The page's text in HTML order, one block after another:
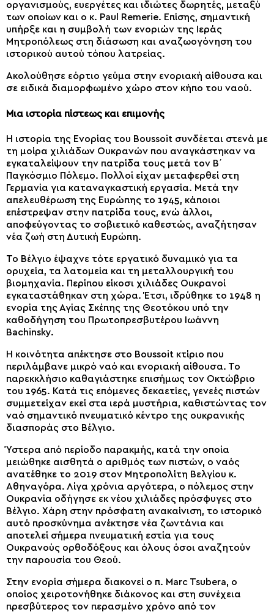
οργανισμούς, ευεργέτες και ιδιώτες δωρητές, μεταξύ
των οποίων και ο κ. Paul Remerie. Επίσης, σημαντική
υπήρξε και η συμβολή των ενοριών της Ιεράς
Μητροπόλεως στη διάσωση και αναζωογόνηση του
ιστορικού αυτού τόπου λατρείας.
Ακολούθησε εόρτιο γεύμα στην ενοριακή αίθουσα και
σε ειδικά διαμορφωμένο χώρο στον κήπο του ναού.
Μια ιστορία πίστεως και επιμονής
Η ιστορία της Eνορίας του Boussoit συνδέεται στενά με
τη μοίρα χιλιάδων Ουκρανών που αναγκάστηκαν να
εγκαταλείψουν την πατρίδα τους μετά τον Β΄
Παγκόσμιο Πόλεμο. Πολλοί είχαν μεταφερθεί στη
Γερμανία για καταναγκαστική εργασία. Μετά την
απελευθέρωση της Ευρώπης το 1945, κάποιοι
επέστρεψαν στην πατρίδα τους, ενώ άλλοι,
αποφεύγοντας το σοβιετικό καθεστώς, αναζήτησαν
νέα ζωή στη Δυτική Ευρώπη.
Το Βέλγιο έψαχνε τότε εργατικό δυναμικό για τα
ορυχεία, τα λατομεία και τη μεταλλουργική του
βιομηχανία. Περίπου είκοσι χιλιάδες Ουκρανοί
εγκαταστάθηκαν στη χώρα. Έτσι, ιδρύθηκε το 1948 η
ενορία της Αγίας Σκέπης της Θεοτόκου υπό την
καθοδήγηση του Πρωτοπρεσβυτέρου Ιωάννη
Bachinsky.
Η κοινότητα απέκτησε στο Boussoit κτίριο που
περιλάμβανε μικρό ναό και ενοριακή αίθουσα. Το
παρεκκλήσιο καθαγιάστηκε επισήμως τον Οκτώβριο
του 1965. Κατά τις επόμενες δεκαετίες, γενεές πιστών
συμμετείχαν εκεί στα ιερά μυστήρια, καθιστώντας τον
ναό σημαντικό πνευματικό κέντρο της ουκρανικής
διασποράς στο Βέλγιο.
Ύστερα από περίοδο παρακμής, κατά την οποία
μειώθηκε αισθητά ο αριθμός των πιστών, ο ναός
ανατέθηκε το 2019 στον Μητροπολίτη Βελγίου κ.
Αθηναγόρα. Λίγα χρόνια αργότερα, ο πόλεμος στην
Ουκρανία οδήγησε εκ νέου χιλιάδες πρόσφυγες στο
Βέλγιο. Χάρη στην πρόσφατη ανακαίνιση, το ιστορικό
αυτό προσκύνημα ανέκτησε νέα ζωντάνια και
αποτελεί σήμερα πνευματική εστία για τους
Ουκρανούς ορθοδόξους και όλους όσοι αναζητούν
την παρουσία του Θεού.
Στην ενορία σήμερα διακονεί ο π. Marc Tsubera, ο
οποίος χειροτονήθηκε διάκονος και στη συνέχεια
πρεσβύτερος τον περασμένο χρόνο από τον